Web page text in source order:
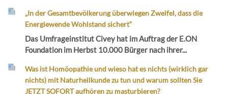
„In der Gesamtbevölkerung überwiegen Zweifel, dass die
Energiewende Wohlstand sichert“
Das Umfrageinstitut Civey hat im Auftrag der E.ON
Foundation im Herbst 10.000 Bürger nach ihrer...
Was ist Homöopathie und wieso hat es nichts (wirklich gar
nichts) mit Naturheilkunde zu tun und warum sollten Sie
JETZT SOFORT aufhören zu masturbieren?